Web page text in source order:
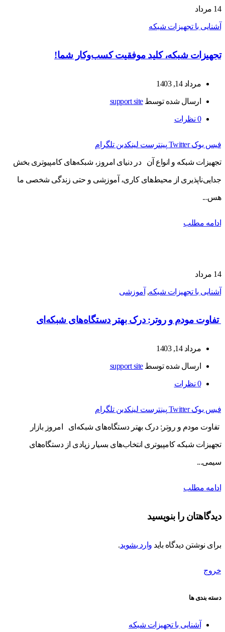
14 مرداد
آشنایی با تجهیزات شبکه
تجهیزات شبکه، کلید موفقیت کسب‌وکار شما!
مرداد 14, 1403
ارسال شده توسطsupport site
0 نظرات
فیس بوک Twitter پینترست لینکدین تلگرام
تجهیزات شبکه و انواع آن در دنیای امروز، شبکه‌های کامپیوتری بخش
جدایی‌ناپذیری از محیط‌های کاری، آموزشی و حتی زندگی شخصی ما
هس...
ادامه مطلب
14 مرداد
آشنایی با تجهیزات شبکه, آموزشی
تفاوت مودم و روتر: درک بهتر دستگاه‌های شبکه‌ای
مرداد 14, 1403
ارسال شده توسطsupport site
0 نظرات
فیس بوک Twitter پینترست لینکدین تلگرام
تفاوت مودم و روتر: درک بهتر دستگاه‌های شبکه‌ای امروز بازار
تجهیزات شبکه کامپیوتری انتخاب‌های بسیار زیادی از دستگاه‌های
سیمی...
ادامه مطلب
دیدگاهتان را بنویسید
برای نوشتن دیدگاه باید وارد بشوید.
خروج
دسته بندی ها
آشنایی با تجهیزات شبکه